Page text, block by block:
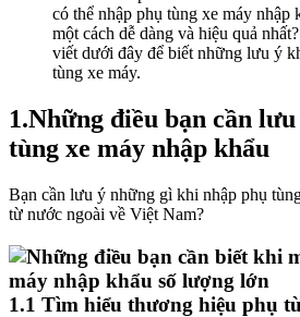
có thể nhập phụ tùng xe máy nhập
một cách dễ dàng và hiệu quả
viết dưới đây để biết những lưu ý
tùng xe máy.
1.Những điều bạn cần
tùng xe máy nhập khẩu
Bạn cần lưu ý những gì khi nhập phụ
từ nước ngoài về Việt Nam?
1.1 Tìm hiểu thương hiệu phụ